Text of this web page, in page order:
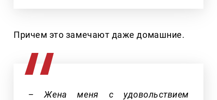
Причем это замечают даже домашние.
– Жена меня с удовольствием